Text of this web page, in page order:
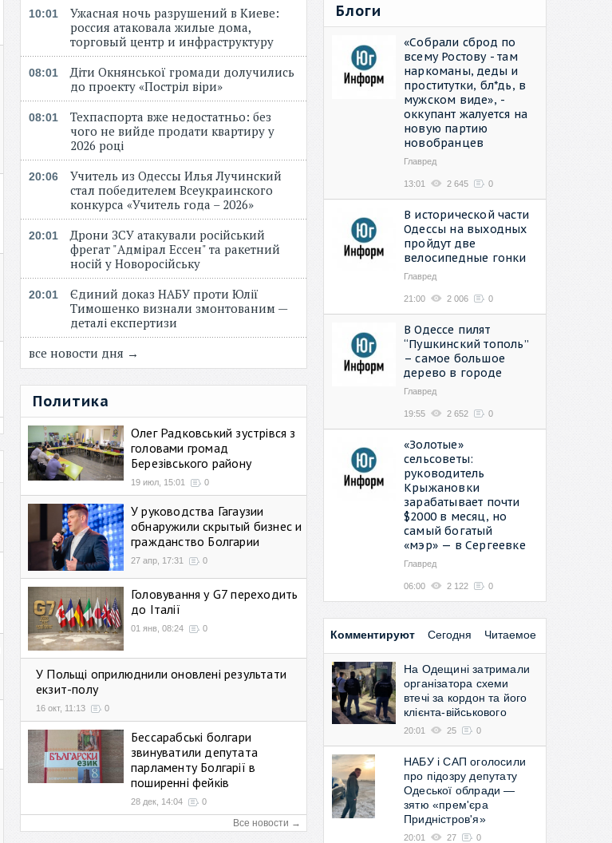
10:01
Ужасная ночь разрушений в Киеве:
россия атаковала жилые дома,
торговый центр и инфраструктуру
08:01
Діти Окнянської громади долучились
до проекту «Постріл віри»
08:01
Техпаспорта вже недостатньо: без
чого не вийде продати квартиру у
2026 році
20:06
Учитель из Одессы Илья Лучинский
стал победителем Всеукраинского
конкурса «Учитель года – 2026»
20:01
Дрони ЗСУ атакували російський
фрегат "Адмірал Ессен" та ракетний
носій у Новоросійську
20:01
Єдиний доказ НАБУ проти Юлії
Тимошенко визнали змонтованим —
деталі експертизи
все новости дня →
Политика
Олег Радковський зустрівся з
головами громад
Березівського району
19 июл, 15:01 0
У руководства Гагаузии
обнаружили скрытый бизнес и
гражданство Болгарии
27 апр, 17:31 0
Головування у G7 переходить
до Італії
01 янв, 08:24 0
У Польщі оприлюднили оновлені результати
екзит-полу
16 окт, 11:13 0
Бессарабські болгари
звинуватили депутата
парламенту Болгарії в
поширенні фейків
28 дек, 14:04 0
Все новости →
Блоги
«Собрали сброд по
всему Ростову - там
наркоманы, деды и
проститутки, бл*дь, в
мужском виде», -
оккупант жалуется на
новую партию
новобранцев
Главред
13:01 2 645 0
В исторической части
Одессы на выходных
пройдут две
велосипедные гонки
Главред
21:00 2 006 0
В Одессе пилят
“Пушкинский тополь”
– самое большое
дерево в городе
Главред
19:55 2 652 0
«Золотые»
сельсоветы:
руководитель
Крыжановки
зарабатывает почти
$2000 в месяц, но
самый богатый
«мэр» — в Сергеевке
Главред
06:00 2 122 0
Комментируют Сегодня Читаемое
На Одещині затримали
організатора схеми
втечі за кордон та його
клієнта-військового
20:01 25 0
НАБУ і САП оголосили
про підозру депутату
Одеської облради —
зятю «прем'єра
Придністров'я»
20:01 27 0